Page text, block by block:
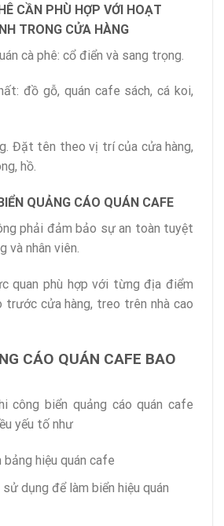
CẦN PHÙ HỢP VỚI HOẠT
TRONG CỬA HÀNG
cà phê: cổ điển và sang trọng.
đồ gỗ, quán cafe sách, cá koi,
Đặt tên theo vị trí của cửa hàng,
hồ.
QUẢNG CÁO QUÁN CAFE
phải đảm bảo sự an toàn tuyệt
và nhân viên.
quan phù hợp với từng địa điểm
trước cửa hàng, treo trên nhà cao
CÁO QUÁN CAFE BAO
công biển quảng cáo quán cafe
yếu tố như
hiệu quán cafe
dụng để làm biển hiệu quán